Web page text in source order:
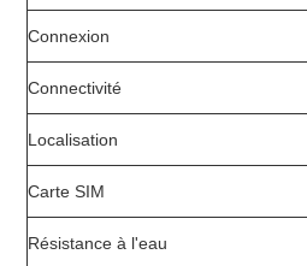
Connexion
Connectivité
Localisation
Carte SIM
Résistance à l'eau